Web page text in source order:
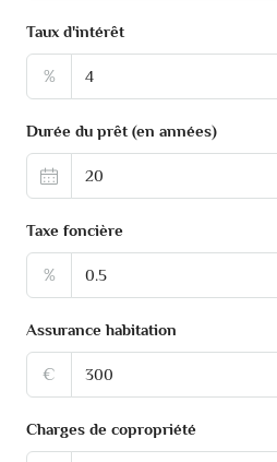
Taux d'intérêt
%
Durée du prêt (en années)
Taxe foncière
%
Assurance habitation
€
Charges de copropriété